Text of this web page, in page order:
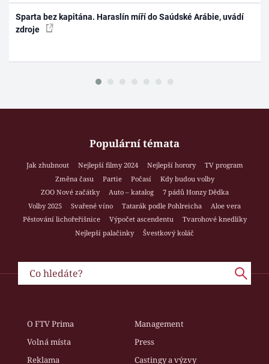
Sparta bez kapitána. Haraslín míří do Saúdské Arábie, uvádí
zdroje
Populární témata
Jak zhubnout Nejlepší filmy 2024 Nejlepší horory
TV program
Změna času
Partie Počasí
Kdy budou volby
ZOO Nové začátky
Auto – katalog
7 pádů Honzy Dědka
Volby 2025
Svařené víno Tatarák podle Pohlreicha
Aloe vera
Pěstování lichořeřišnice
Výpočet ascendentu
Tvarohové knedlíky
Nejlepší palačinky
Švestkový koláč
O FTV Prima
Management
Volná místa
Press
Reklama
Castingy a výzvy